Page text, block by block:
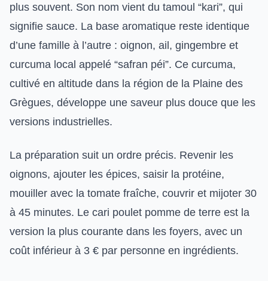
plus souvent. Son nom vient du tamoul “kari”, qui
signifie sauce. La base aromatique reste identique
d’une famille à l’autre : oignon, ail, gingembre et
curcuma local appelé “safran péi”. Ce curcuma,
cultivé en altitude dans la région de la Plaine des
Grègues, développe une saveur plus douce que les
versions industrielles.
La préparation suit un ordre précis. Revenir les
oignons, ajouter les épices, saisir la protéine,
mouiller avec la tomate fraîche, couvrir et mijoter 30
à 45 minutes. Le cari poulet pomme de terre est la
version la plus courante dans les foyers, avec un
coût inférieur à 3 € par personne en ingrédients.